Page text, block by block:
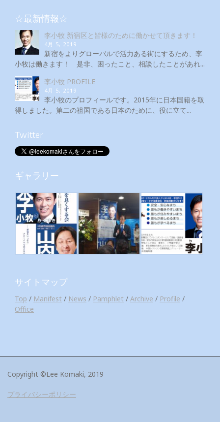
☆最新情報☆
李小牧 新宿区と皆様のために働かせて頂きます！
4月 5, 2019
新宿をよりグローバルで活力ある街にするため、李
小牧は働きます！ 是非、困ったこと、相談したことがあれ...
李小牧 PROFILE
4月 5, 2019
李小牧のプロフィールです。2015年に日本国籍を取
得しました。第二の祖国である日本のために、役に立て...
Twitter
ギャラリー
サイトマップ
Top / Manifest / News / Pamphlet / Archive / Profile /
Office
Copyright ©Lee Komaki, 2019
プライバシーポリシー